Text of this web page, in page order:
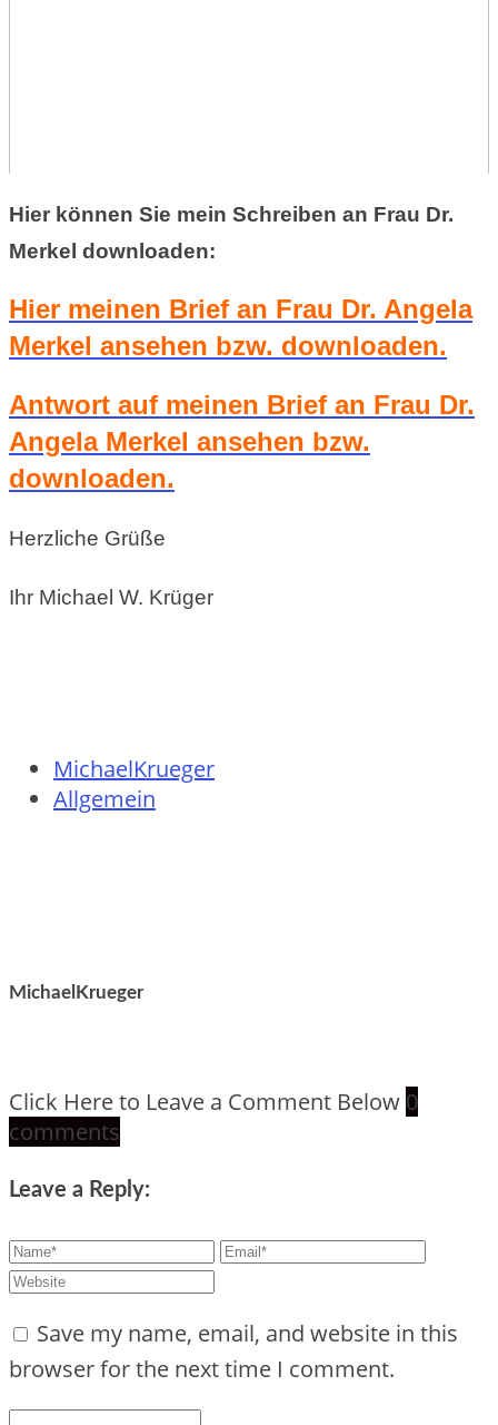
Hier können Sie mein Schreiben an Frau Dr.
Merkel downloaden:
Hier meinen Brief an Frau Dr. Angela
Merkel ansehen bzw. downloaden.
Antwort auf meinen Brief an Frau Dr.
Angela Merkel ansehen bzw.
downloaden.
Herzliche Grüße
Ihr Michael W. Krüger
MichaelKrueger
Allgemein
MichaelKrueger
Click Here to Leave a Comment Below 0
comments
Leave a Reply:
Save my name, email, and website in this
browser for the next time I comment.